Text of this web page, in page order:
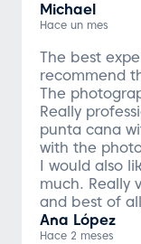
Michael
Hace un mes
The best
recommend
The
Really
punta cana
with the
I would also
much. Really
and best of
Ana López
Hace 2 meses